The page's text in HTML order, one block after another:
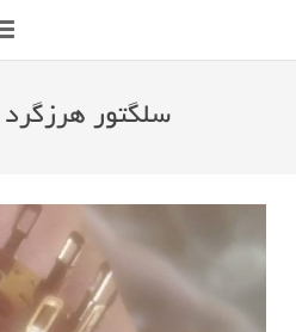
ارتباط با ما
سلگتور